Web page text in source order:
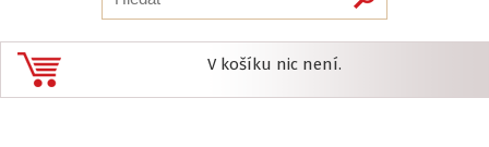
V košíku nic není.